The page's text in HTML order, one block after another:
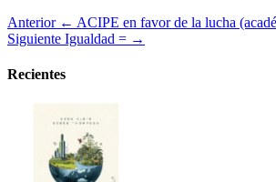
Anterior ← ACIPE en favor de la lucha
Siguiente Igualdad = →
Recientes